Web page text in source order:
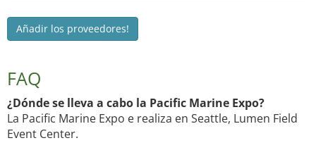
Añadir los proveedores!
FAQ
¿Dónde se lleva a cabo la Pacific Marine Expo?
La Pacific Marine Expo e realiza en Seattle, Lumen Field
Event Center.